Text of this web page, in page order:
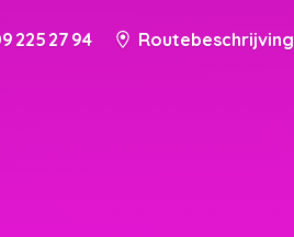
225 27 94 Routebeschrijving